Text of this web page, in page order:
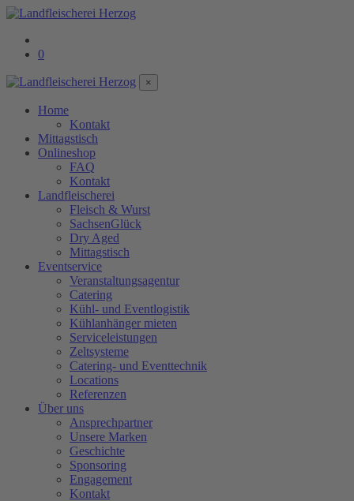
0
×
Home
Kontakt
Mittagstisch
Onlineshop
FAQ
Kontakt
Landfleischerei
Fleisch & Wurst
SachsenGlück
Dry Aged
Mittagstisch
Eventservice
Veranstaltungsagentur
Catering
Kühl- und Eventlogistik
Kühlanhänger mieten
Serviceleistungen
Zeltsysteme
Catering- und Eventtechnik
Locations
Referenzen
Über uns
Ansprechpartner
Unsere Marken
Geschichte
Sponsoring
Engagement
Kontakt